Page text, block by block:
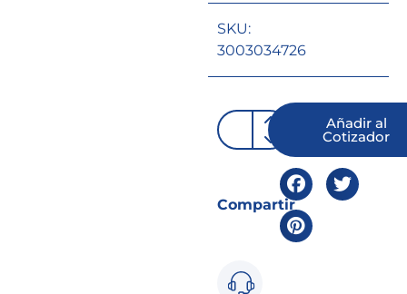
SKU:
3003034726
Añadir al
Cotizador
Compartir